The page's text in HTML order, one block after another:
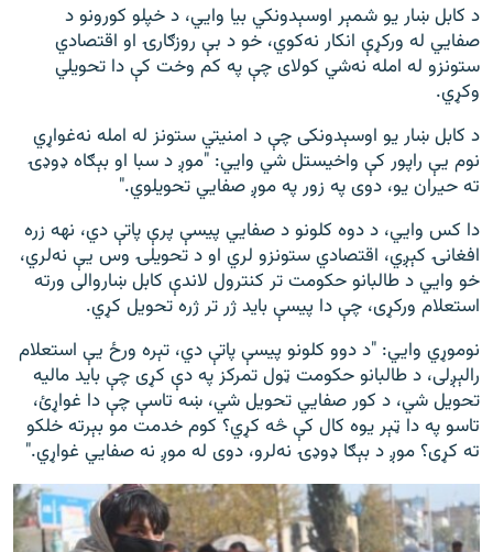
د کابل ښار یو شمېر اوسېدونکي بیا وايي، د خپلو کورونو د
صفایي له ورکړې انکار نه‌کوي، خو د بې روزګارۍ او اقتصادي
ستونزو له امله نه‌شي کولای چې په کم وخت کې دا تحویلي
وکړي.
د کابل ښار يو اوسېدونکی چې د امنيتي ستونز له امله نه‌غواړي
نوم يې راپور کې واخيستل شي وايي: "موږ د سبا او بېګاه ډوډۍ
ته حیران یو، دوی په زور په موږ صفایي تحویلوي."
دا کس وايي، د دوه کلونو د صفایي پیسې پرې پاتې دي، نهه زره
افغانۍ کېږي، اقتصادي ستونزو لري او د تحویلۍ وس یې نه‌لري،
خو وايي د طالبانو حکومت تر کنترول لاندې کابل ښاروالی ورته
استعلام ورکړی، چې دا پیسې باید ژر تر ژره تحویل کړي.
نوموړي وايي: "د دوو کلونو پیسې پاتې دي، تېره ورځ یې استعلام
رالېږلی، د طالبانو حکومت ټول تمرکز په دې کړی چې باید مالیه
تحویل شي، د کور صفایي تحویل شي، ښه تاسې چې دا غواړئ،
تاسو په دا ټېر یوه کال کې څه کړي؟ کوم خدمت مو بېرته خلکو
ته کړی؟ موږ د بېګا ډوډۍ نه‌لرو، دوی له موږ نه صفایي غواړي."